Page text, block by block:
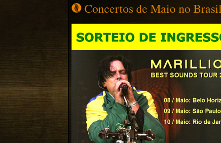
Concertos de Maio no